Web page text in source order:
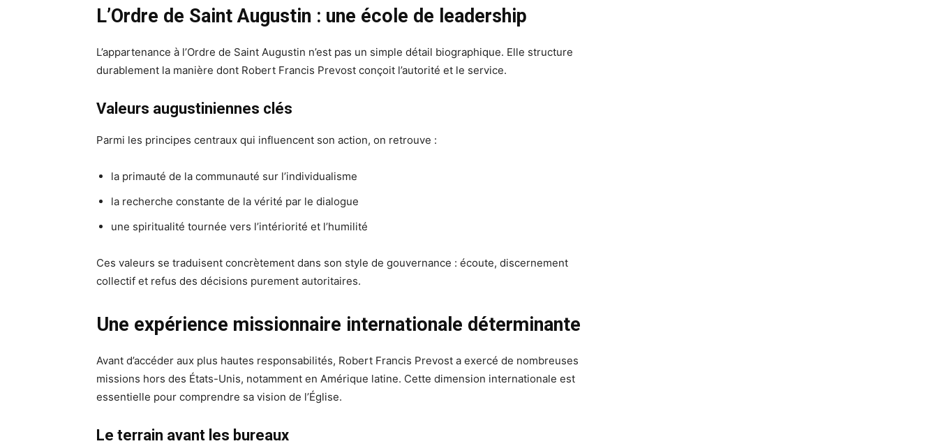
L’Ordre de Saint Augustin : une école de leadership
L’appartenance à l’Ordre de Saint Augustin n’est pas un simple détail biographique. Elle structure
durablement la manière dont Robert Francis Prevost conçoit l’autorité et le service.
Valeurs augustiniennes clés
Parmi les principes centraux qui influencent son action, on retrouve :
la primauté de la communauté sur l’individualisme
la recherche constante de la vérité par le dialogue
une spiritualité tournée vers l’intériorité et l’humilité
Ces valeurs se traduisent concrètement dans son style de gouvernance : écoute, discernement
collectif et refus des décisions purement autoritaires.
Une expérience missionnaire internationale déterminante
Avant d’accéder aux plus hautes responsabilités, Robert Francis Prevost a exercé de nombreuses
missions hors des États-Unis, notamment en Amérique latine. Cette dimension internationale est
essentielle pour comprendre sa vision de l’Église.
Le terrain avant les bureaux